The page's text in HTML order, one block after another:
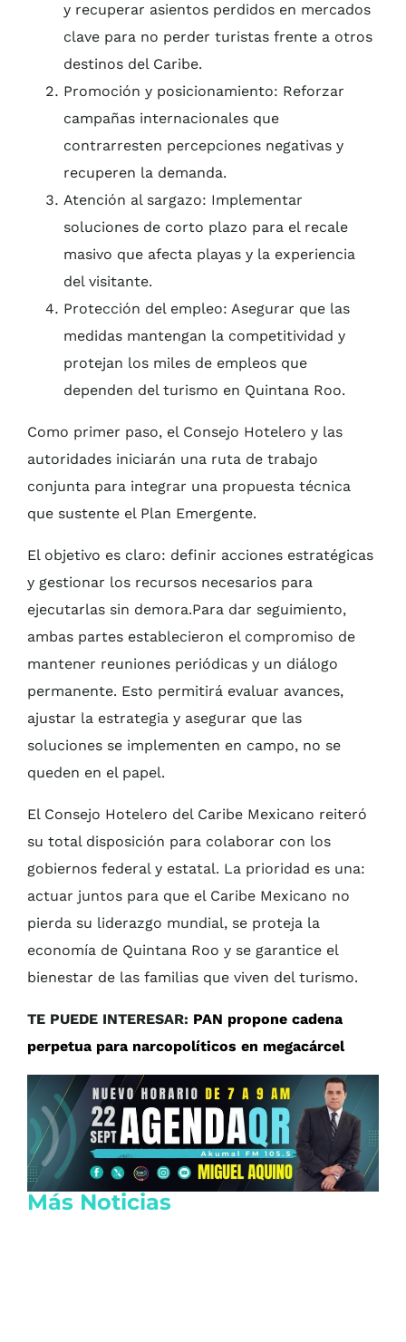
y recuperar asientos perdidos en mercados
clave para no perder turistas frente a otros
destinos del Caribe.
Promoción y posicionamiento: Reforzar
campañas internacionales que
contrarresten percepciones negativas y
recuperen la demanda.
Atención al sargazo: Implementar
soluciones de corto plazo para el recale
masivo que afecta playas y la experiencia
del visitante.
Protección del empleo: Asegurar que las
medidas mantengan la competitividad y
protejan los miles de empleos que
dependen del turismo en Quintana Roo.
Como primer paso, el Consejo Hotelero y las
autoridades iniciarán una ruta de trabajo
conjunta para integrar una propuesta técnica
que sustente el Plan Emergente.
El objetivo es claro: definir acciones estratégicas
y gestionar los recursos necesarios para
ejecutarlas sin demora.Para dar seguimiento,
ambas partes establecieron el compromiso de
mantener reuniones periódicas y un diálogo
permanente. Esto permitirá evaluar avances,
ajustar la estrategia y asegurar que las
soluciones se implementen en campo, no se
queden en el papel.
El Consejo Hotelero del Caribe Mexicano reiteró
su total disposición para colaborar con los
gobiernos federal y estatal. La prioridad es una:
actuar juntos para que el Caribe Mexicano no
pierda su liderazgo mundial, se proteja la
economía de Quintana Roo y se garantice el
bienestar de las familias que viven del turismo.
TE PUEDE INTERESAR: PAN propone cadena
perpetua para narcopolíticos en megacárcel
Más Noticias